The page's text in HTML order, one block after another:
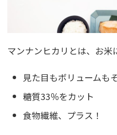
マンナンヒカリとは、お米
見た目もボリュームも
糖質33％をカット
食物繊維、プラス！